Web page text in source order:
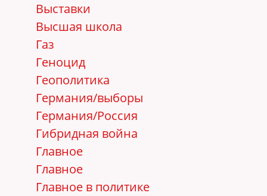
Выставки
Высшая школа
Газ
Геноцид
Геополитика
Германия/выборы
Германия/Россия
Гибридная война
Главное
Главное
Главное в политике